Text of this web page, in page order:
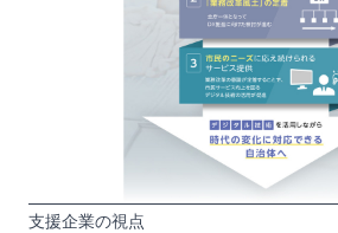
支援企業の視点